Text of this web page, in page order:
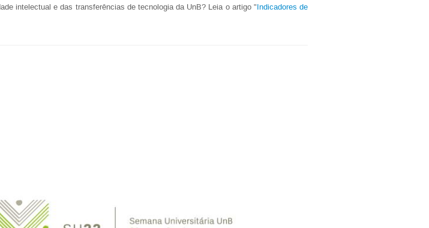
intelectual e das transferências de tecnologia da UnB? Leia o artigo "Indicadores de